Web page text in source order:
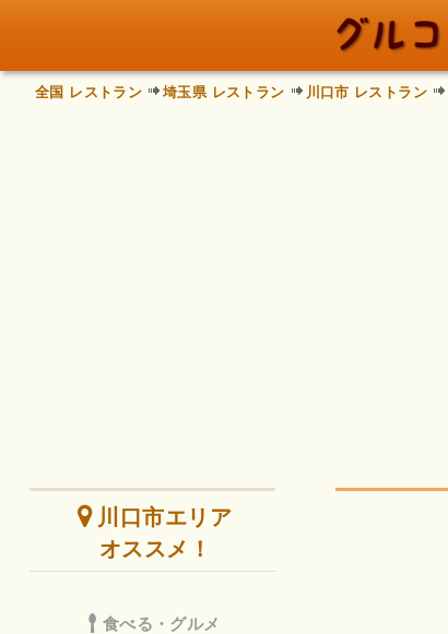
全国 レストラン 埼玉県 レストラン 川口市 レストラン
川口市エリア
オススメ！
食べる・グルメ